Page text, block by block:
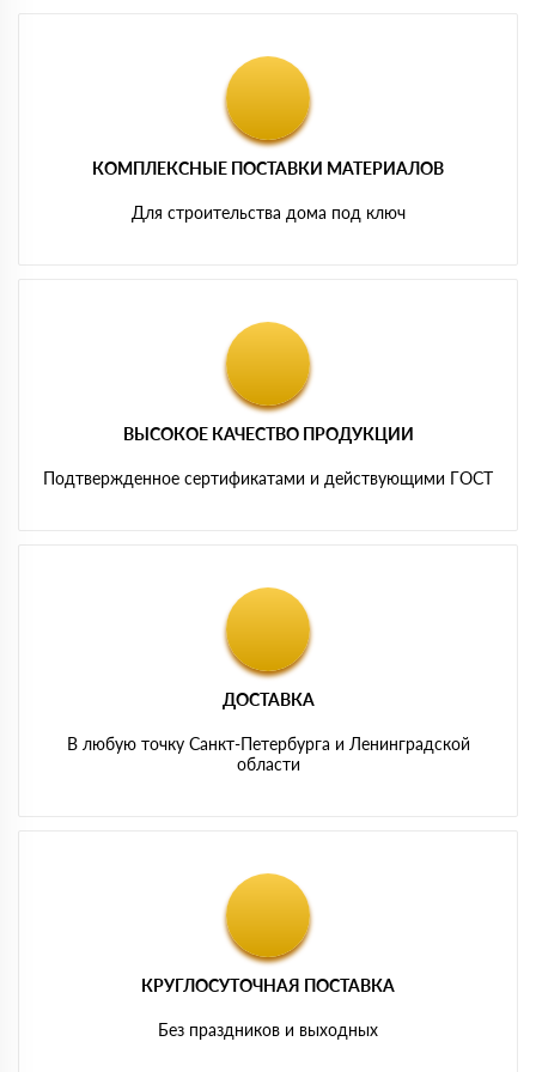
КОМПЛЕКСНЫЕ ПОСТАВКИ МАТЕРИАЛОВ
Для строительства дома под ключ
ВЫСОКОЕ КАЧЕСТВО ПРОДУКЦИИ
Подтвержденное сертификатами и действующими ГОСТ
ДОСТАВКА
В любую точку Санкт-Петербурга и Ленинградской
области
КРУГЛОСУТОЧНАЯ ПОСТАВКА
Без праздников и выходных